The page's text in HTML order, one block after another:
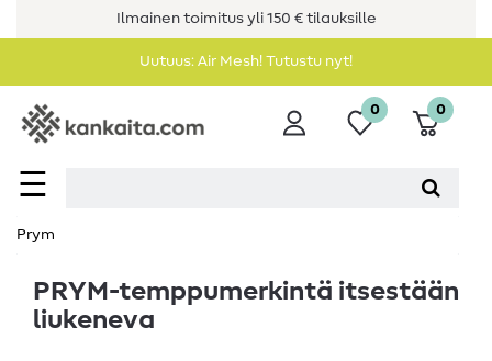
Ilmainen toimitus yli 150 € tilauksille
Uutuus: Air Mesh! Tutustu nyt!
☰
0 0
Prym
PRYM-temppumerkintä itsestään
liukeneva